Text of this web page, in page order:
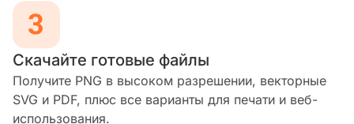
Скачайте готовые файлы
Получите PNG в высоком разрешении, векторные
SVG и PDF, плюс все варианты для печати и веб-
использования.